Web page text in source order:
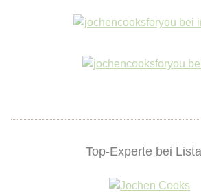
Top-Experte bei